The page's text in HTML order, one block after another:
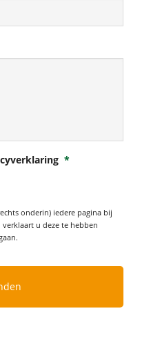
*
onderin) iedere pagina bij
u deze te hebben